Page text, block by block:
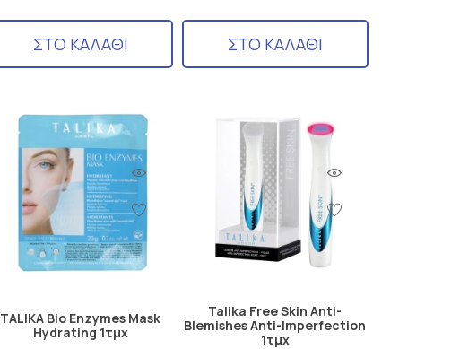
ΣΤΟ ΚΑΛΑΘΙ ΣΤΟ ΚΑΛΑΘΙ
TALIKA Bio Enzymes Mask
Hydrating 1τμχ
Talika Free Skin Anti-
Blemishes Anti-Imperfection
1τμχ